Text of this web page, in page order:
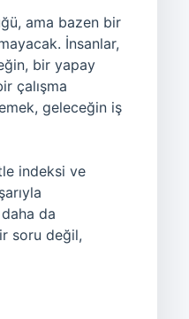
ama bazen bir
İnsanlar,
bir yapay
çalışma
geleceğin iş
indeksi ve
da
soru değil,